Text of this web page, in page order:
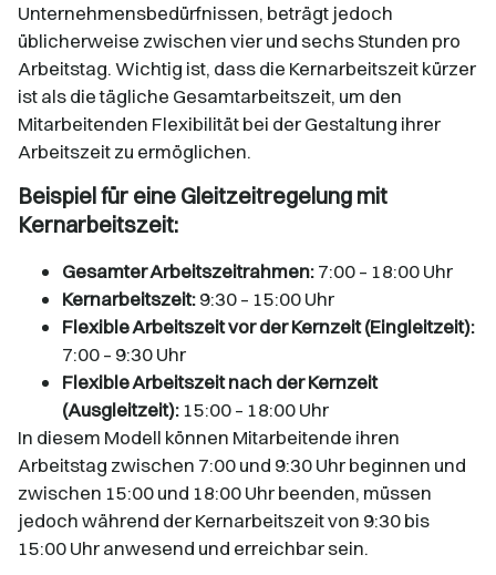
Unternehmensbedürfnissen, beträgt jedoch
üblicherweise zwischen vier und sechs Stunden pro
Arbeitstag. Wichtig ist, dass die Kernarbeitszeit kürzer
ist als die tägliche Gesamtarbeitszeit, um den
Mitarbeitenden Flexibilität bei der Gestaltung ihrer
Arbeitszeit zu ermöglichen.​
Beispiel für eine Gleitzeitregelung mit
Kernarbeitszeit:
Gesamter Arbeitszeitrahmen:7:00 – 18:00 Uhr​
Kernarbeitszeit:9:30 – 15:00 Uhr​
Flexible Arbeitszeit vor der Kernzeit (Eingleitzeit):
7:00 – 9:30 Uhr​
Flexible Arbeitszeit nach der Kernzeit
(Ausgleitzeit): 15:00 – 18:00 Uhr​
In diesem Modell können Mitarbeitende ihren
Arbeitstag zwischen 7:00 und 9:30 Uhr beginnen und
zwischen 15:00 und 18:00 Uhr beenden, müssen
jedoch während der Kernarbeitszeit von 9:30 bis
15:00 Uhr anwesend und erreichbar sein.​